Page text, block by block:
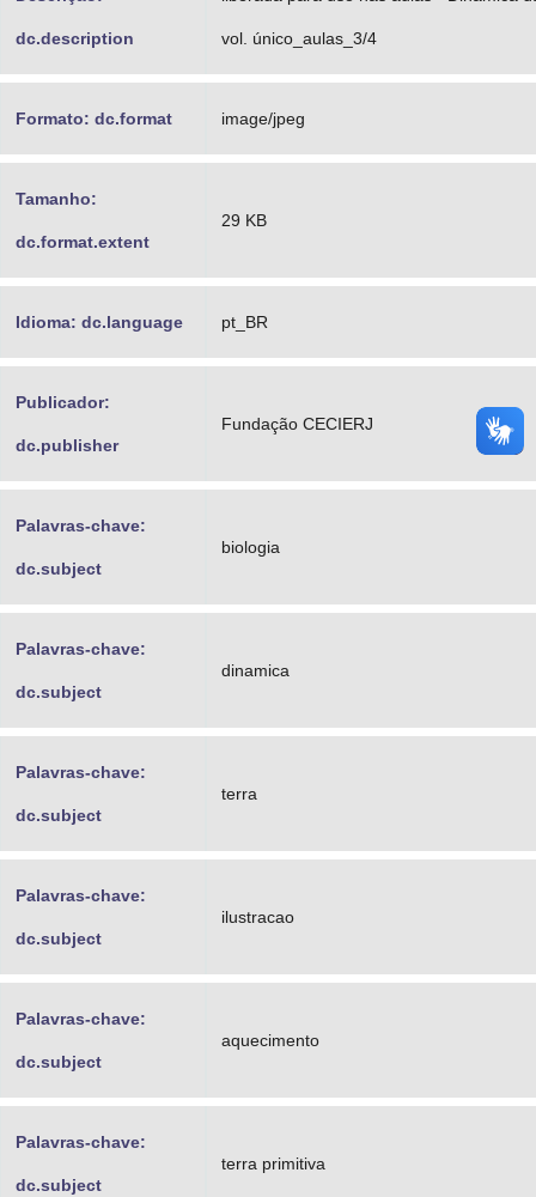
dc.description vol. único_aulas_3/4
Formato: dc.format image/jpeg
Tamanho:
dc.format.extent
29 KB
Idioma: dc.language pt_BR
Publicador:
dc.publisher
Fundação CECIERJ
Palavras-chave:
dc.subject
biologia
Palavras-chave:
dc.subject
dinamica
Palavras-chave:
dc.subject
terra
Palavras-chave:
dc.subject
ilustracao
Palavras-chave:
dc.subject
aquecimento
Palavras-chave:
dc.subject
terra primitiva